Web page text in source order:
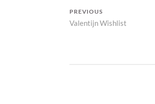
Bericht
navigatie
PREVIOUS
Previous
Valentijn Wishlist